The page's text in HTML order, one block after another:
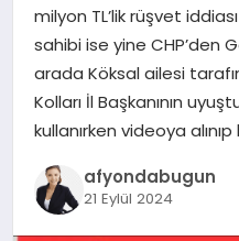
DÜNYA
EKONOMI
MAGAZIN
milyon TL’lik rüşvet
sahibi ise yine CHP’den
arada Köksal ailesi
Kolları İl Başkanının
kullanırken videoya alınıp
afyondabugun
21 Eylül 2024